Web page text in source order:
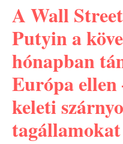
A Wall
Putyin a
hónapban
Európa ellen
keleti